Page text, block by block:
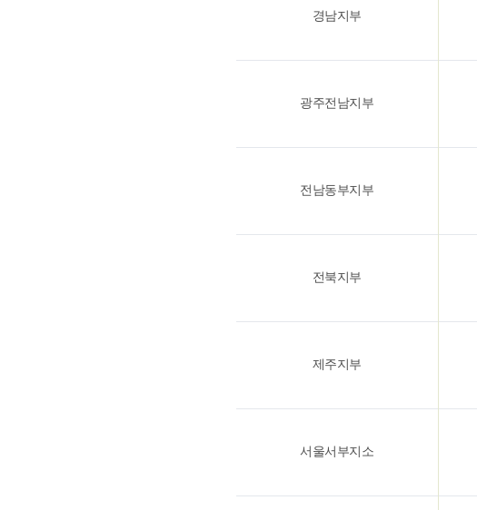
경남지부
광주전남지부
전남동부지부
전북지부
제주지부
서울서부지소